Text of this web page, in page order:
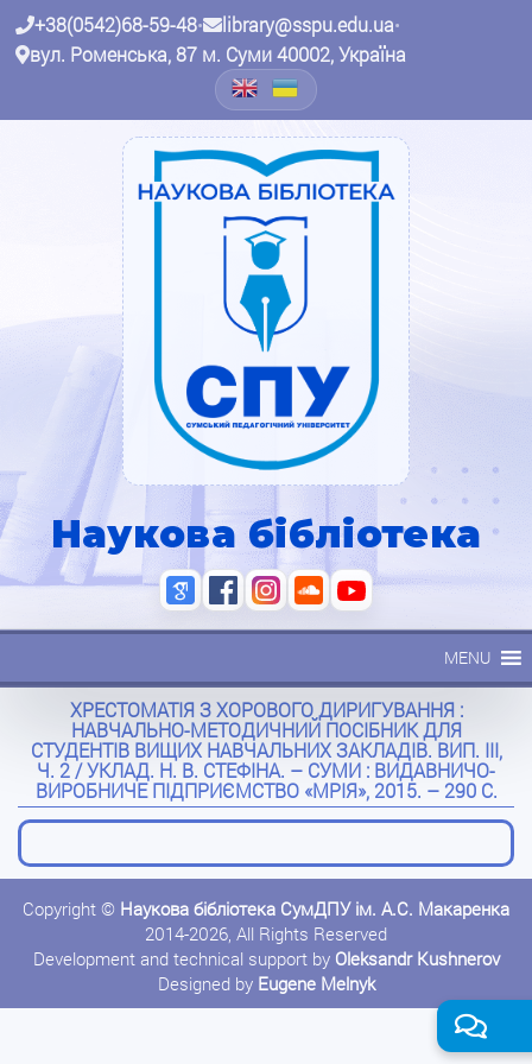
+38(0542)68-59-48• library@sspu.edu.ua•
вул. Роменська, 87 м. Суми 40002, Україна
Наукова бібліотека
MENU
ХРЕСТОМАТІЯ З ХОРОВОГО ДИРИГУВАННЯ :
НАВЧАЛЬНО-МЕТОДИЧНИЙ ПОСІБНИК ДЛЯ
СТУДЕНТІВ ВИЩИХ НАВЧАЛЬНИХ ЗАКЛАДІВ. ВИП. ІІІ,
Ч. 2 / УКЛАД. Н. В. СТЕФІНА. – СУМИ : ВИДАВНИЧО-
ВИРОБНИЧЕ ПІДПРИЄМСТВО «МРІЯ», 2015. – 290 С.
Copyright © Наукова бібліотека СумДПУ ім. А.С. Макаренка
2014-2026, All Rights Reserved
Development and technical support by Oleksandr Kushnerov
Designed by Eugene Melnyk